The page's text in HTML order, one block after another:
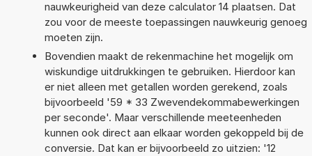
nauwkeurigheid van deze calculator 14 plaatsen. Dat
zou voor de meeste toepassingen nauwkeurig genoeg
moeten zijn.
Bovendien maakt de rekenmachine het mogelijk om
wiskundige uitdrukkingen te gebruiken. Hierdoor kan
er niet alleen met getallen worden gerekend, zoals
bijvoorbeeld '59 * 33 Zwevendekommabewerkingen
per seconde'. Maar verschillende meeteenheden
kunnen ook direct aan elkaar worden gekoppeld bij de
conversie. Dat kan er bijvoorbeeld zo uitzien: '12